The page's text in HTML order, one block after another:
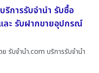
การรับจำนำ รับซื้อ
ละ รับฝากขายอุปกรณ์
รับจํานํา.com บริการรับจำนำ